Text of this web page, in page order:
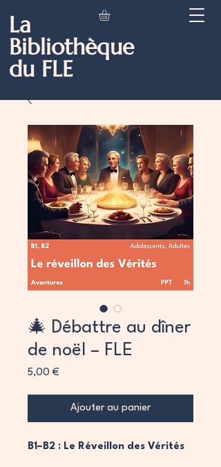
La
Bibliothèque
du FLE
🎄 Débattre au dîner
de noël – FLE
5,00 €Prix
Ajouter au panier
B1–B2 : Le Réveillon des Vérités